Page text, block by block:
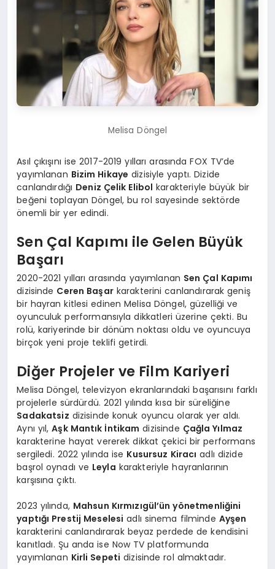
Melisa Döngel
Asıl çıkışını ise 2017-2019 yılları arasında FOX TV’de
yayımlanan Bizim Hikaye dizisiyle yaptı. Dizide
canlandırdığı Deniz Çelik Elibol karakteriyle büyük bir
beğeni toplayan Döngel, bu rol sayesinde sektörde
önemli bir yer edindi.
Sen Çal Kapımı ile Gelen Büyük
Başarı
2020-2021 yılları arasında yayımlanan Sen Çal Kapımı
dizisinde Ceren Başarkarakterini canlandırarak geniş
bir hayran kitlesi edinen Melisa Döngel, güzelliği ve
oyunculuk performansıyla dikkatleri üzerine çekti. Bu
rolü, kariyerinde bir dönüm noktası oldu ve oyuncuya
birçok yeni proje teklifi getirdi.
Diğer Projeler ve Film Kariyeri
Melisa Döngel, televizyon ekranlarındaki başarısını farklı
projelerle sürdürdü. 2021 yılında kısa bir süreliğine
Sadakatsiz dizisinde konuk oyuncu olarak yer aldı.
Aynı yıl,Aşk Mantık İntikam dizisinde Çağla Yılmaz
karakterine hayat vererek dikkat çekici bir performans
sergiledi. 2022 yılında ise Kusursuz Kiracı adlı dizide
başrol oynadı ve Leyla karakteriyle hayranlarının
karşısına çıktı.
2023 yılında, Mahsun Kırmızıgül’ün yönetmenliğini
yaptığı Prestij Meselesi adlı sinema filminde Ayşen
karakterini canlandırarak beyaz perdede de kendisini
kanıtladı. Şu anda ise Now TV platformunda
yayımlanan Kirli Sepeti dizisinde rol almaktadır.